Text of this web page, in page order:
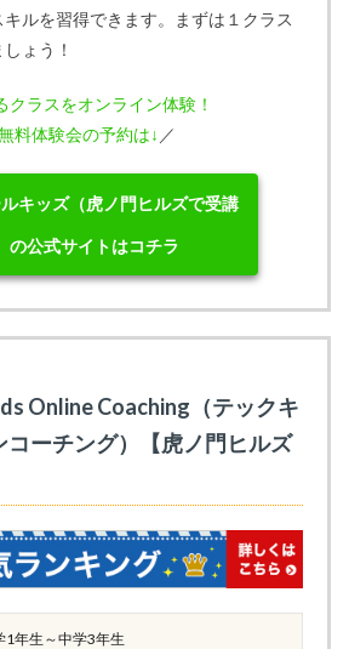
ルを習得できます。まずは１クラス
ょう！
クラスをオンライン体験！
料体験会の予約は↓ ／
キッズ（虎ノ門ヒルズで受講
の公式サイトはコチラ
Online Coaching（テックキ
コーチング）【虎ノ門ヒルズ
1年生～中学3年生